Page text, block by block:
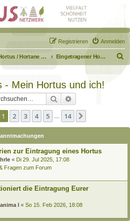
Anmelden
Registrieren
Hortus / Hortane Habitate / Garten auf dem Weg Eingetragener Hortus - Mein Hortus und ich!
u
- Mein Hortus und ich!
Suche
1von 14
1 2 3 4 5 14
zur Eintragung eines Hortus
« Di 29. Jul 2025, 17:08
Fragen zum Forum
die Eintragung Eurer
l « So 15. Feb 2026, 18:08